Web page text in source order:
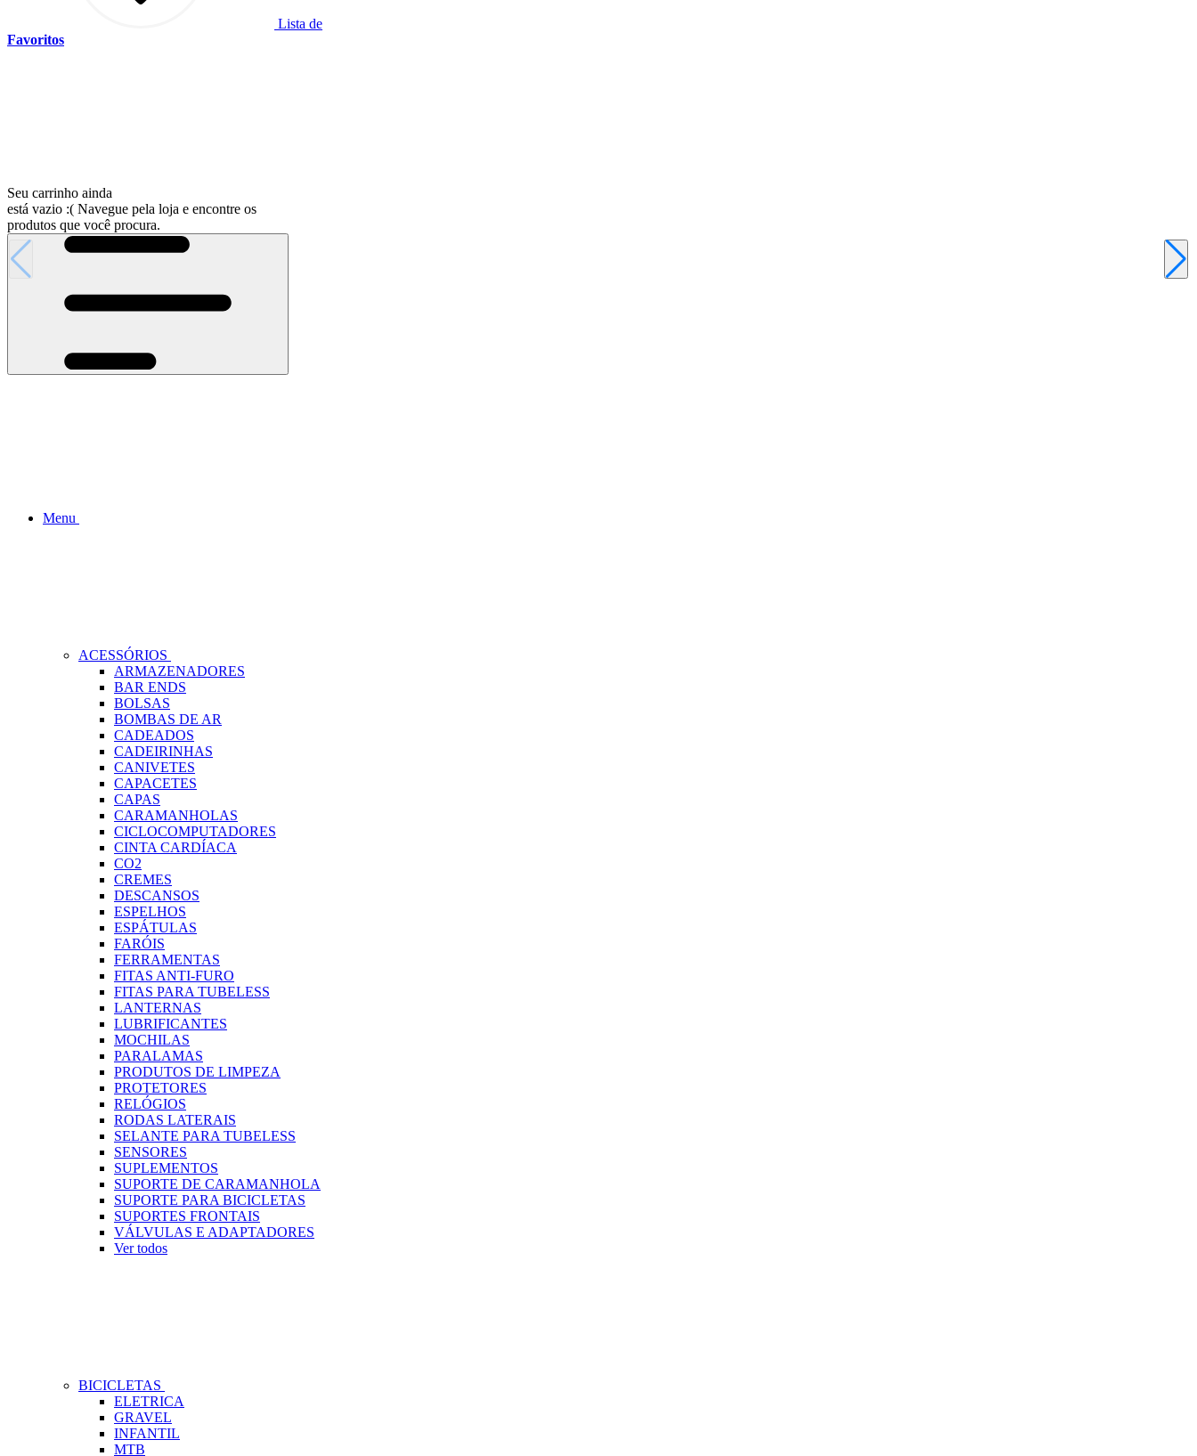
Lista de
Favoritos
Seu carrinho ainda
está vazio :( Navegue pela loja e encontre os
produtos que você procura.
Menu
ACESSÓRIOS
ARMAZENADORES
BAR ENDS
BOLSAS
BOMBAS DE AR
CADEADOS
CADEIRINHAS
CANIVETES
CAPACETES
CAPAS
CARAMANHOLAS
CICLOCOMPUTADORES
CINTA CARDÍACA
CO2
CREMES
DESCANSOS
ESPELHOS
ESPÁTULAS
FARÓIS
FERRAMENTAS
FITAS ANTI-FURO
FITAS PARA TUBELESS
LANTERNAS
LUBRIFICANTES
MOCHILAS
PARALAMAS
PRODUTOS DE LIMPEZA
PROTETORES
RELÓGIOS
RODAS LATERAIS
SELANTE PARA TUBELESS
SENSORES
SUPLEMENTOS
SUPORTE DE CARAMANHOLA
SUPORTE PARA BICICLETAS
SUPORTES FRONTAIS
VÁLVULAS E ADAPTADORES
Ver todos
BICICLETAS
ELETRICA
GRAVEL
INFANTIL
MTB